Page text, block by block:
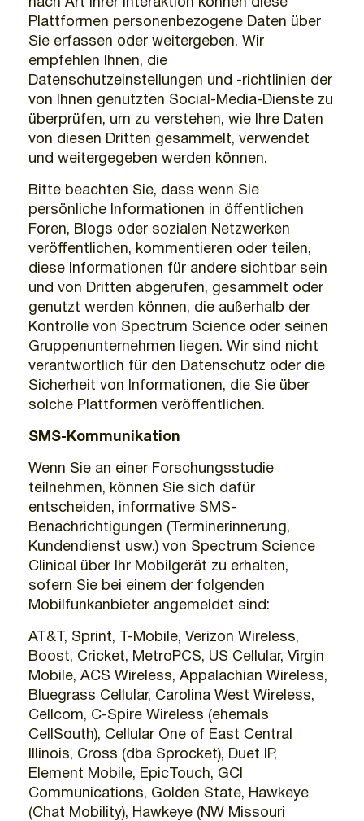
nach Art Ihrer Interaktion können diese
Plattformen personenbezogene Daten über
Sie erfassen oder weitergeben. Wir
empfehlen Ihnen, die
Datenschutzeinstellungen und -richtlinien der
von Ihnen genutzten Social-Media-Dienste zu
überprüfen, um zu verstehen, wie Ihre Daten
von diesen Dritten gesammelt, verwendet
und weitergegeben werden können.
Bitte beachten Sie, dass wenn Sie
persönliche Informationen in öffentlichen
Foren, Blogs oder sozialen Netzwerken
veröffentlichen, kommentieren oder teilen,
diese Informationen für andere sichtbar sein
und von Dritten abgerufen, gesammelt oder
genutzt werden können, die außerhalb der
Kontrolle von Spectrum Science oder seinen
Gruppenunternehmen liegen. Wir sind nicht
verantwortlich für den Datenschutz oder die
Sicherheit von Informationen, die Sie über
solche Plattformen veröffentlichen.
SMS-Kommunikation
Wenn Sie an einer Forschungsstudie
teilnehmen, können Sie sich dafür
entscheiden, informative SMS-
Benachrichtigungen (Terminerinnerung,
Kundendienst usw.) von Spectrum Science
Clinical über Ihr Mobilgerät zu erhalten,
sofern Sie bei einem der folgenden
Mobilfunkanbieter angemeldet sind:
AT&T, Sprint, T-Mobile, Verizon Wireless,
Boost, Cricket, MetroPCS, US Cellular, Virgin
Mobile, ACS Wireless, Appalachian Wireless,
Bluegrass Cellular, Carolina West Wireless,
Cellcom, C-Spire Wireless (ehemals
CellSouth), Cellular One of East Central
Illinois, Cross (dba Sprocket), Duet IP,
Element Mobile, EpicTouch, GCI
Communications, Golden State, Hawkeye
(Chat Mobility), Hawkeye (NW Missouri